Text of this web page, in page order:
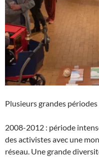
Rodolfo Yepez
Plusieurs grandes
2008-2012 : période
des activistes avec une
réseau. Une grande